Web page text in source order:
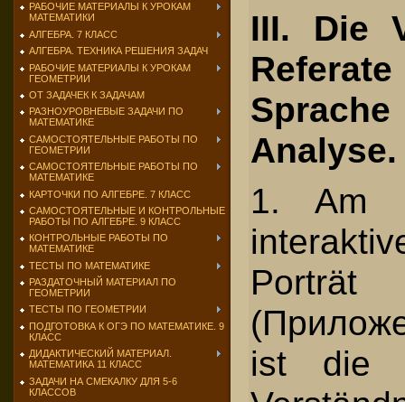
РАБОЧИЕ МАТЕРИАЛЫ К УРОКАМ
МАТЕМАТИКИ
АЛГЕБРА. 7 КЛАСС
АЛГЕБРА. ТЕХНИКА РЕШЕНИЯ ЗАДАЧ
РАБОЧИЕ МАТЕРИАЛЫ К УРОКАМ
ГЕОМЕТРИИ
ОТ ЗАДАЧЕК К ЗАДАЧАМ
РАЗНОУРОВНЕВЫЕ ЗАДАЧИ ПО
МАТЕМАТИКЕ
САМОСТОЯТЕЛЬНЫЕ РАБОТЫ ПО
ГЕОМЕТРИИ
САМОСТОЯТЕЛЬНЫЕ РАБОТЫ ПО
МАТЕМАТИКЕ
КАРТОЧКИ ПО АЛГЕБРЕ. 7 КЛАСС
САМОСТОЯТЕЛЬНЫЕ И КОНТРОЛЬНЫЕ
РАБОТЫ ПО АЛГЕБРЕ. 9 КЛАСС
КОНТРОЛЬНЫЕ РАБОТЫ ПО
МАТЕМАТИКЕ
ТЕСТЫ ПО МАТЕМАТИКЕ
РАЗДАТОЧНЫЙ МАТЕРИАЛ ПО
ГЕОМЕТРИИ
ТЕСТЫ ПО ГЕОМЕТРИИ
ПОДГОТОВКА К ОГЭ ПО МАТЕМАТИКЕ. 9
КЛАСС
ДИДАКТИЧЕСКИЙ МАТЕРИАЛ.
МАТЕМАТИКА 11 КЛАСС
ЗАДАЧИ НА СМЕКАЛКУ ДЛЯ 5-6
КЛАССОВ
III. Die
1. Am
Porträt
ist die